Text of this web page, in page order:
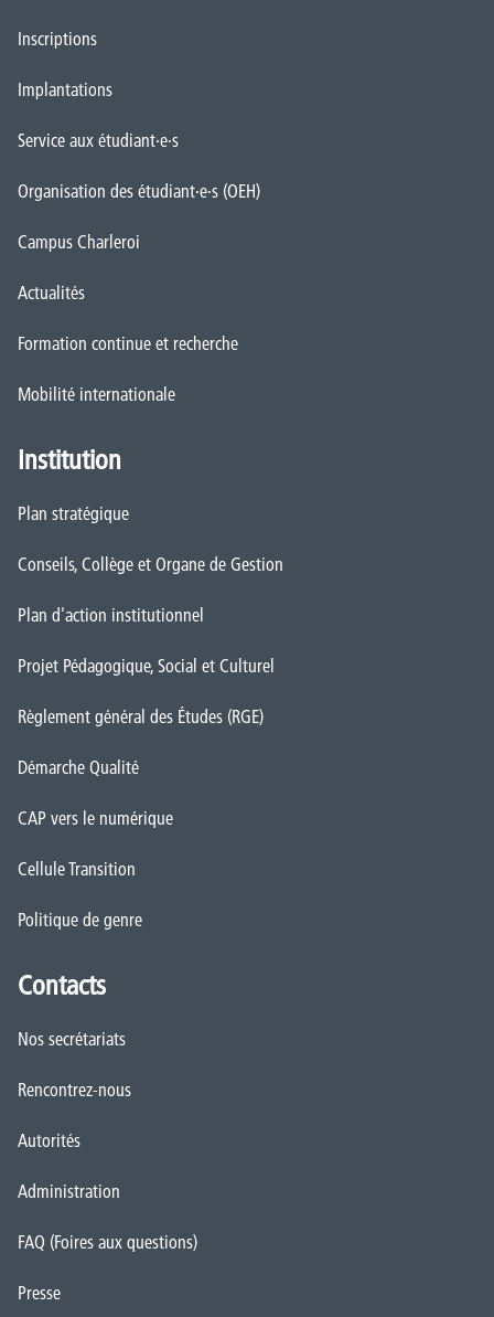
Inscriptions
Implantations
Service aux étudiant·e·s
Organisation des étudiant·e·s (OEH)
Campus Charleroi
Actualités
Formation continue et recherche
Mobilité internationale
Institution
Plan stratégique
Conseils, Collège et Organe de Gestion
Plan d'action institutionnel
Projet Pédagogique, Social et Culturel
Règlement général des Études (RGE)
Démarche Qualité
CAP vers le numérique
Cellule Transition
Politique de genre
Contacts
Nos secrétariats
Rencontrez-nous
Autorités
Administration
FAQ (Foires aux questions)
Presse